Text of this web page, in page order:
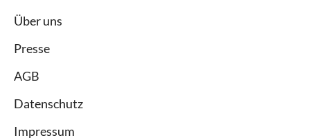
Über uns
Presse
AGB
Datenschutz
Impressum